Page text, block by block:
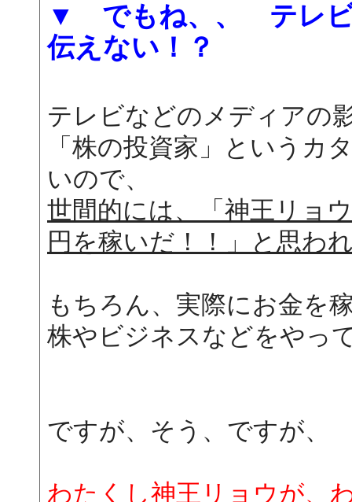
▼ でもね、、 テレビ
伝えない！？
テレビなどのメディアの
「株の投資家」というカ
いので、
世間的には、「神王リョ
円を稼いだ！！」と思わ
もちろん、実際にお金を
株やビジネスなどをやっ
ですが、そう、ですが、
わたくし神王リョウが、